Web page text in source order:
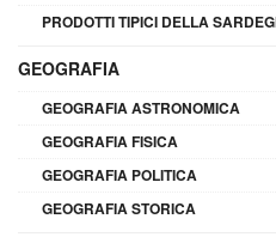
PRODOTTI TIPICI DELLA
GEOGRAFIA
GEOGRAFIA ASTRONOMICA
GEOGRAFIA FISICA
GEOGRAFIA POLITICA
GEOGRAFIA STORICA